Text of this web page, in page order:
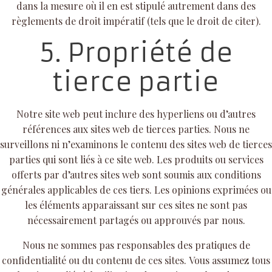
dans la mesure où il en est stipulé autrement dans des
règlements de droit impératif (tels que le droit de citer).
5. Propriété de
tierce partie
Notre site web peut inclure des hyperliens ou d’autres
références aux sites web de tierces parties. Nous ne
surveillons ni n’examinons le contenu des sites web de tierces
parties qui sont liés à ce site web. Les produits ou services
offerts par d’autres sites web sont soumis aux conditions
générales applicables de ces tiers. Les opinions exprimées ou
les éléments apparaissant sur ces sites ne sont pas
nécessairement partagés ou approuvés par nous.
Nous ne sommes pas responsables des pratiques de
confidentialité ou du contenu de ces sites. Vous assumez tous